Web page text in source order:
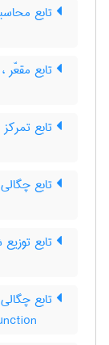
تابع
تابع مقعّر
تابع تمرکز
تابع
تابع
تابع